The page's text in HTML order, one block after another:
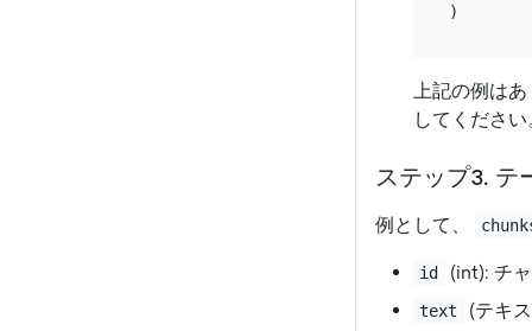
上記の例は
してください
ステップ3. テ
例として、
id (int): チ
text (テキ